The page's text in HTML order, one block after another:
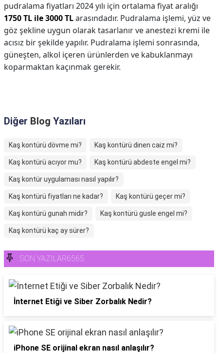
pudralama fiyatları 2024 yılı için ortalama fiyat aralığı
1750 TL ile 3000 TLarasındadır. Pudralama işlemi, yüz ve
göz şekline uygun olarak tasarlanır ve anestezi kremi ile
acısız bir şekilde yapılır. Pudralama işlemi sonrasında,
güneşten, alkol içeren ürünlerden ve kabuklanmayı
koparmaktan kaçınmak gerekir.
Diğer Blog Yazıları
Kaş kontürü dövme mi? Kaş kontürü dinen caiz mi?
Kaş kontürü acıyor mu? Kaş kontürü abdeste engel mi?
Kaş kontür uygulaması nasıl yapılır?
Kaş kontürü fiyatları ne kadar? Kaş kontürü geçer mi?
Kaş kontürü gunah midir? Kaş kontürü gusle engel mi?
Kaş kontürü kaç ay sürer?
SON YAZILAR6565
İnternet Etiği ve Siber Zorbalık Nedir?
iPhone SE orijinal ekran nasıl anlaşılır?